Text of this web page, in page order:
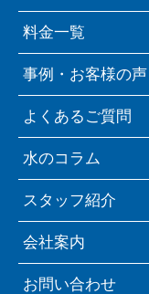
料金一覧
事例・お客様の声
よくあるご質問
水のコラム
スタッフ紹介
会社案内
お問い合わせ